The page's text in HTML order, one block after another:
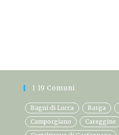
I 19 Comuni
Bagni di Lucca Barga
Camporgiano
Careggine